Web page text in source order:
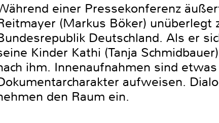
einer Pressekonferenz
(Markus Böker)
Deutschland. Als er
Kinder Kathi (Tanja
ihm. Innenaufnahmen sind
aufweisen.
den Raum ein.